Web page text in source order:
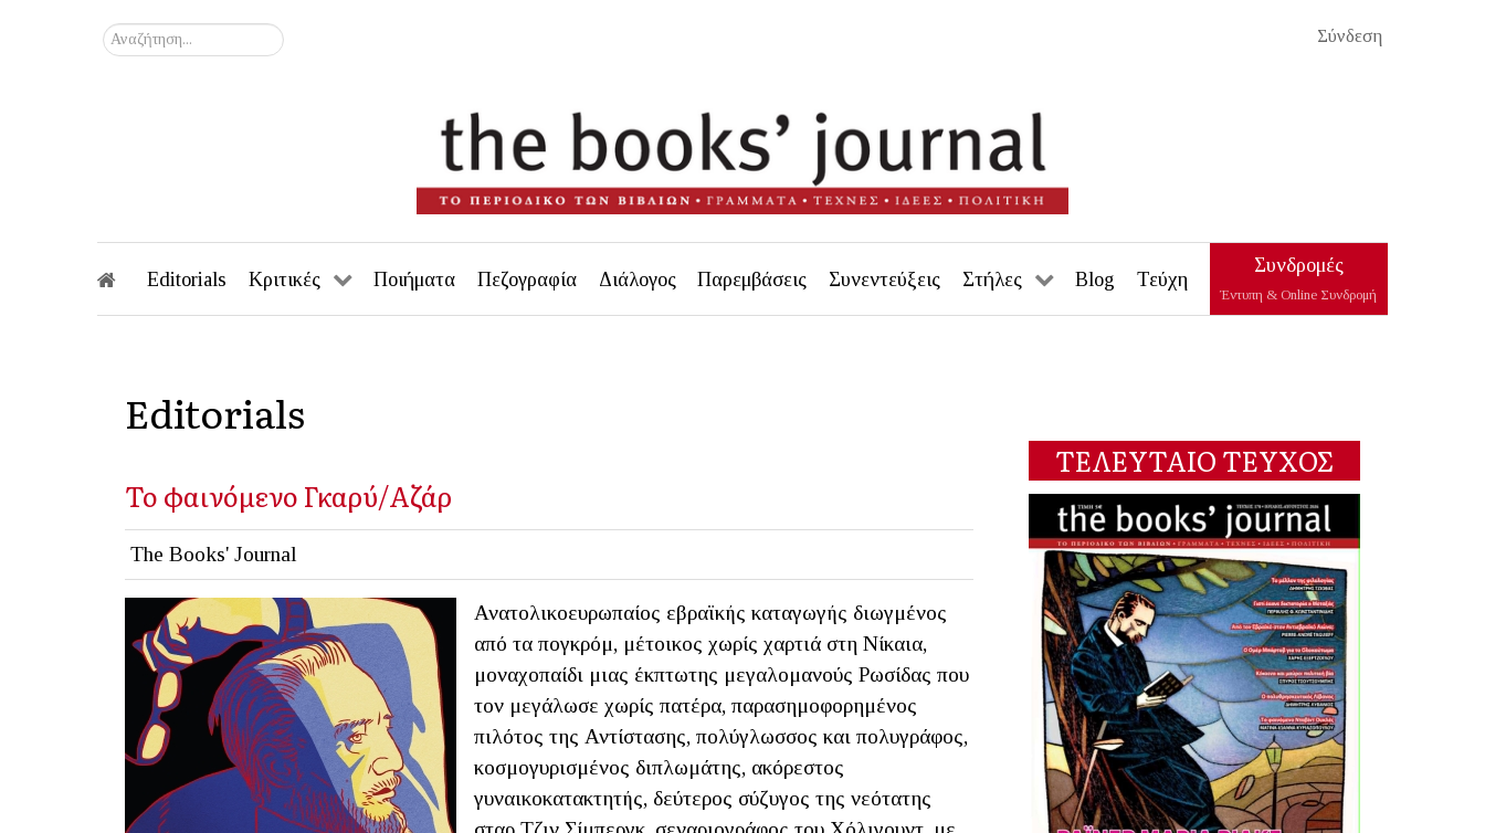
Σύνδεση
Αναζήτηση...
Editorials Κριτικές Ποιήματα Πεζογραφία Διάλογος Παρεμβάσεις Συνεντεύξεις Στήλες Blog Τεύχη
Συνδρομές
Έντυπη & Online Συνδρομή
Editorials
Το φαινόμενο Γκαρύ/Αζάρ
The Books' Journal
Ανατολικοευρωπαίος εβραϊκής καταγωγής διωγμένος
από τα πογκρόμ, μέτοικος χωρίς χαρτιά στη Νίκαια,
μοναχοπαίδι μιας έκπτωτης μεγαλομανούς Ρωσίδας που
τον μεγάλωσε χωρίς πατέρα, παρασημοφορημένος
πιλότος της Αντίστασης, πολύγλωσσος και πολυγράφος,
κοσμογυρισμένος διπλωμάτης, ακόρεστος
γυναικοκατακτητής, δεύτερος σύζυγος της νεότατης
ΤΕΛΕΥΤΑΙΟ ΤΕΥΧΟΣ